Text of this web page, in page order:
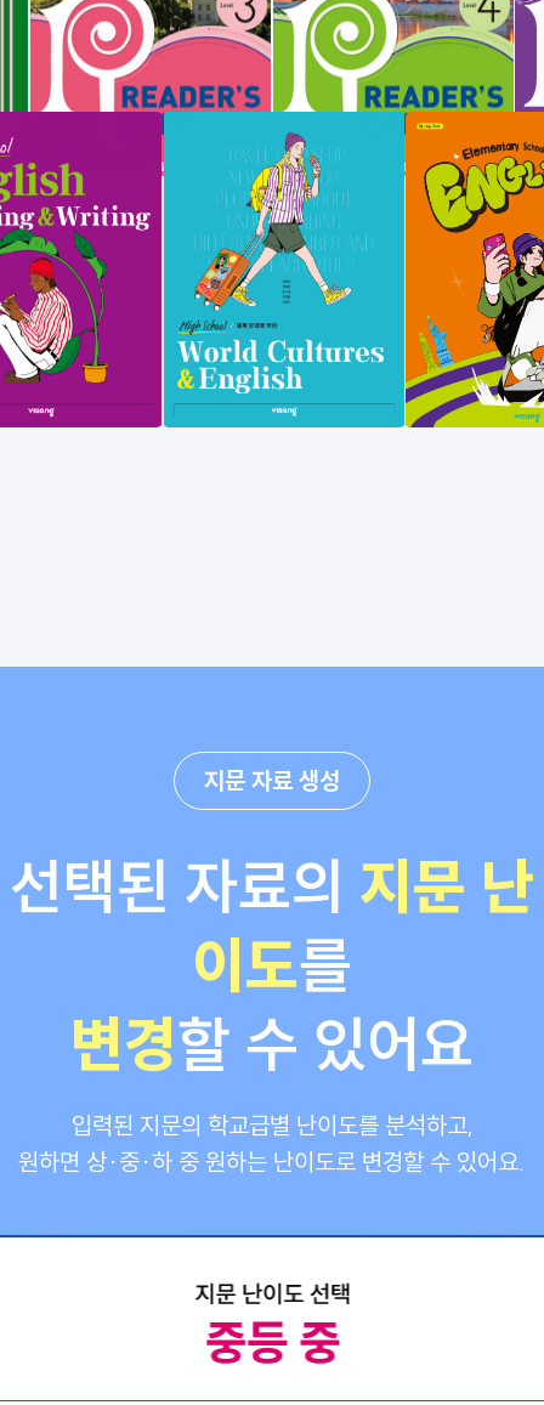
지문 자료 생성
선택된 자료의 지문 난
이도를
변경할 수 있어요
입력된 지문의 학교급별 난이도를 분석하고,
원하면 상·중·하 중 원하는 난이도로 변경할 수 있어요.